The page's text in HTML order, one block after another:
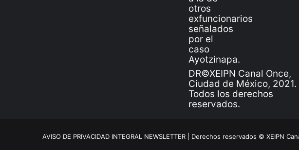
DR©XEIPN Canal Once,
Ciudad de México, 2021.
Todos los derechos
reservados.
AVISO DE PRIVACIDAD INTEGRAL NEWSLETTER | Derechos reservados © XEIPN